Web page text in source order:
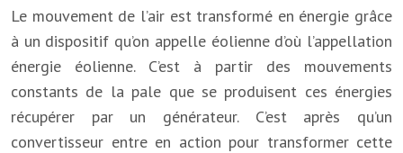
Le mouvement de l’air est transformé en énergie grâce
à un dispositif qu’on appelle éolienne d’où l’appellation
énergie éolienne. C’est à partir des mouvements
constants de la pale que se produisent ces énergies
récupérer par un générateur. C’est après qu’un
convertisseur entre en action pour transformer cette